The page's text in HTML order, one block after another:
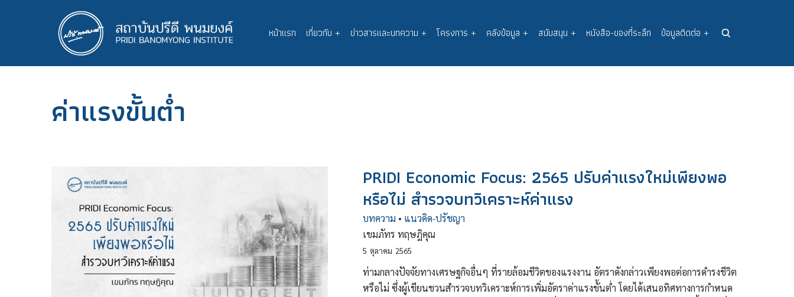
Main
navigation
หน้าแรก เกี่ยวกับ + ข่าวสารและบทความ + โครงการ + คลังข้อมูล + สนับสนุน + หนังสือ-ของที่ระลึก ข้อมูลติดต่อ +
ค่าแรงขั้นต่ำ
PRIDI Economic Focus: 2565 ปรับค่าแรงใหม่เพียงพอ
หรือไม่ สำรวจบทวิเคราะห์ค่าแรง
บทความ • แนวคิด-ปรัชญา
เขมภัทร ทฤษฎิคุณ
5 ตุลาคม 2565
ท่ามกลางปัจจัยทางเศรษฐกิจอื่นๆ ที่รายล้อมชีวิตของแรงงาน อัตราดังกล่าวเพียงพอต่อการดำรงชีวิต
หรือไม่ ซึ่งผู้เขียนชวนสำรวจบทวิเคราะห์การเพิ่มอัตราค่าแรงขั้นต่ำ โดยได้เสนอทิศทางการกำหนด